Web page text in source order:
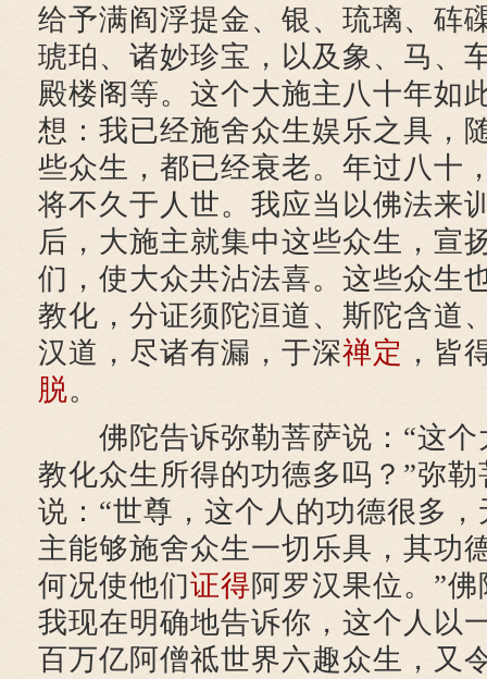
给予满阎浮提金、银、琉璃、砗
琥珀、诸妙珍宝，以及象、马、
殿楼阁等。这个大施主八十年如
想：我已经施舍众生娱乐之具，
些众生，都已经衰老。年过八十
将不久于人世。我应当以佛法来
后，大施主就集中这些众生，宣
们，使大众共沾法喜。这些众生
教化，分证须陀洹道、斯陀含道
汉道，尽诸有漏，于深禅定 ，皆
脱。
佛陀告诉弥勒菩萨说：“这个
教化众生所得的功德多吗？”弥
说：“世尊，这个人的功德很多
主能够施舍众生一切乐具，其功
何况使他们证得阿罗汉果位。”
我现在明确地告诉你，这个人以
百万亿阿僧祗世界六趣众生，又